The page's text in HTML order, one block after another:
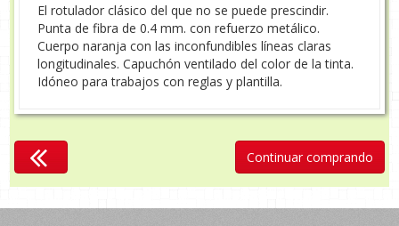
El rotulador clásico del que no se puede prescindir.
Punta de fibra de 0.4 mm. con refuerzo metálico.
Cuerpo naranja con las inconfundibles líneas claras
longitudinales. Capuchón ventilado del color de la tinta.
Idóneo para trabajos con reglas y plantilla.
Continuar comprando